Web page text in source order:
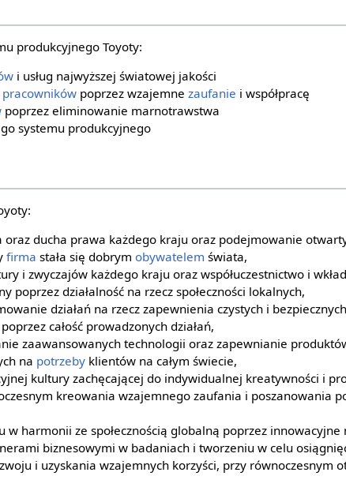
produkcyjnego Toyoty:
i usług najwyższej światowej jakości
pracownikówpoprzez wzajemne zaufanie i współpracę
poprzez eliminowanie marnotrawstwa
systemu produkcyjnego
ducha prawa każdego kraju oraz podejmowanie
firma stała się dobrym obywatelem świata,
i zwyczajów każdego kraju oraz współuczestnictwo i
poprzez działalność na rzecz społeczności lokalnych,
działań na rzecz zapewnienia czystych i
całość prowadzonych działań,
zaawansowanych technologii oraz zapewnianie
na potrzebyklientów na całym świecie,
kultury zachęcającej do indywidualnej kreatywności i
kreowania wzajemnego zaufania i poszanowania
w harmonii ze społecznością globalną poprzez
biznesowymi w badaniach i tworzeniu w celu
i uzyskania wzajemnych korzyści, przy równoczesnym